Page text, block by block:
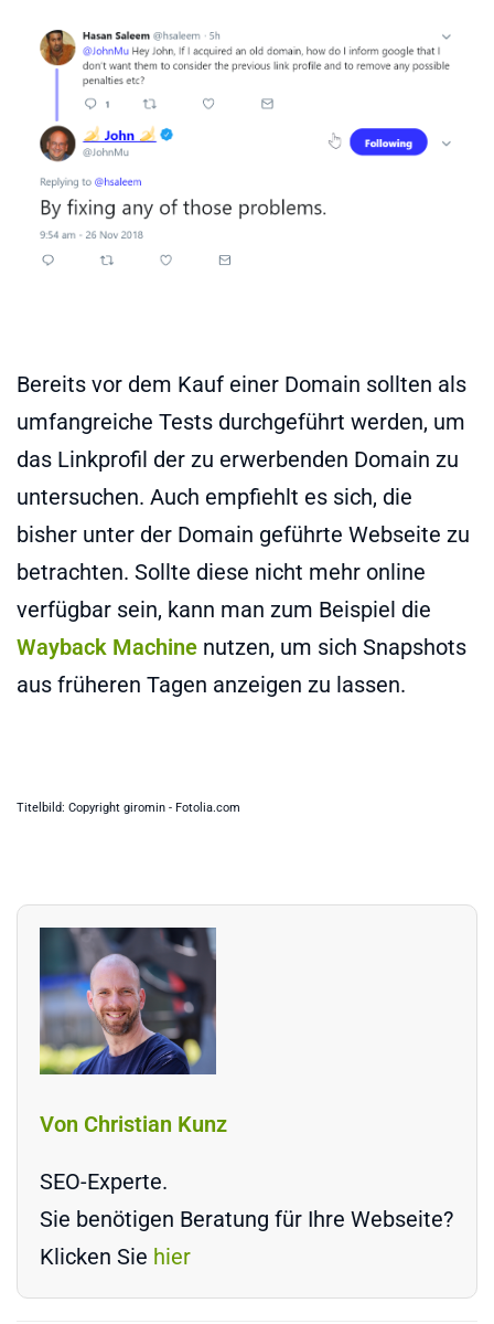
Bereits vor dem Kauf einer Domain sollten als
umfangreiche Tests durchgeführt werden, um
das Linkprofil der zu erwerbenden Domain zu
untersuchen. Auch empfiehlt es sich, die
bisher unter der Domain geführte Webseite zu
betrachten. Sollte diese nicht mehr online
verfügbar sein, kann man zum Beispiel die
Wayback Machine nutzen, um sich Snapshots
aus früheren Tagen anzeigen zu lassen.
Titelbild: Copyright giromin - Fotolia.com
Von Christian Kunz
SEO-Experte.
Sie benötigen Beratung für Ihre Webseite?
Klicken Sie hier